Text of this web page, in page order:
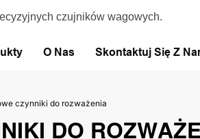
czujników wagowych.
O Nas Skontaktuj Się Z
czynniki do rozważenia
DO